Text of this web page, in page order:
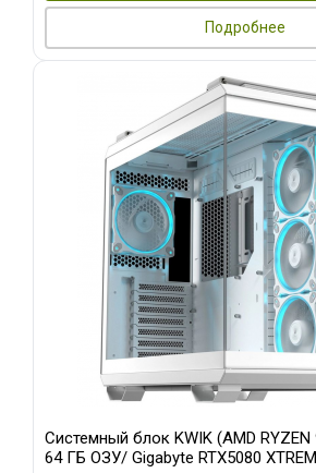
Подробнее
Системный блок KWIK (AMD RYZEN
64 ГБ ОЗУ/ Gigabyte RTX5080